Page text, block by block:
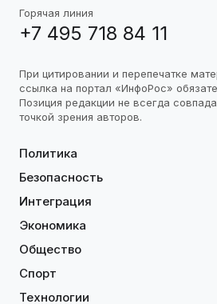
Горячая линия
+7 495 718 84 11
При цитировании и перепечатке
ссылка на портал «ИнфоРос»
Позиция редакции не всегда
точкой зрения авторов.
Политика
Безопасность
Интеграция
Экономика
Общество
Спорт
Технологии